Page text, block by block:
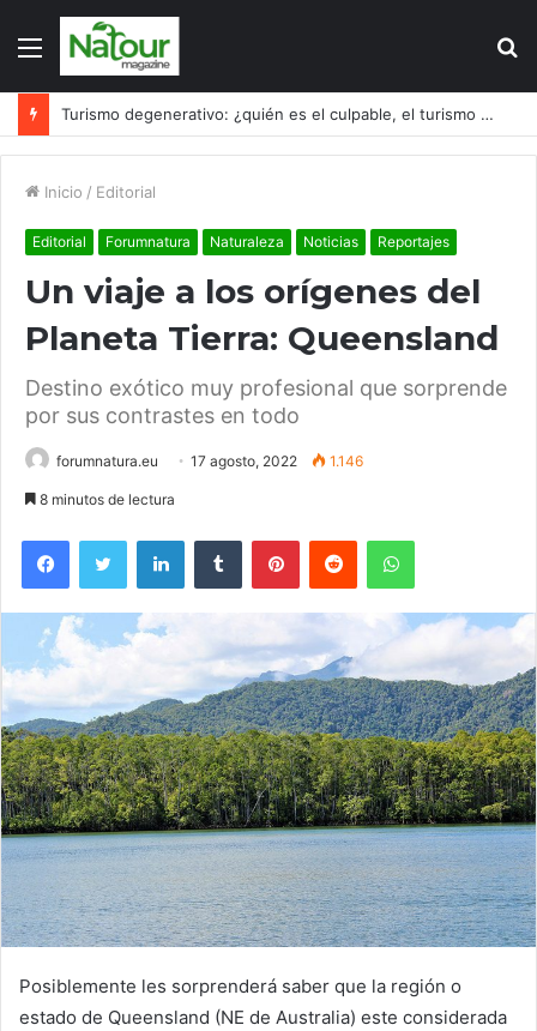
Menú
Turismo degenerativo: ¿quién es el culpable, el turismo o los turistas?
Inicio / Editorial
Editorial Forumnatura Naturaleza Noticias Reportajes
Un viaje a los orígenes del
Planeta Tierra: Queensland
Destino exótico muy profesional que sorprende
por sus contrastes en todo
forumnatura.eu 17 agosto, 2022 1.146
8 minutos de lectura
FacebookTwitter LinkedInTumblr PinterestReddit WhatsApp
Posiblemente les sorprenderá saber que la región o
estado de Queensland (NE de Australia) este considerada